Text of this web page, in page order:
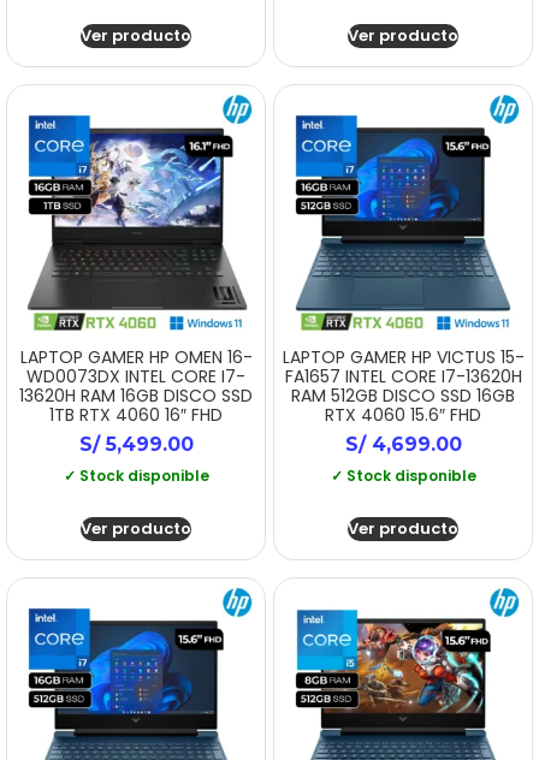
Ver producto Ver producto
LAPTOP GAMER HP OMEN 16-
WD0073DX INTEL CORE I7-
13620H RAM 16GB DISCO SSD
1TB RTX 4060 16″ FHD
S/5,499.00
✓ Stock disponible
Ver producto
LAPTOP GAMER HP VICTUS 15-
FA1657 INTEL CORE I7-13620H
RAM 512GB DISCO SSD 16GB
RTX 4060 15.6″ FHD
S/4,699.00
✓ Stock disponible
Ver producto